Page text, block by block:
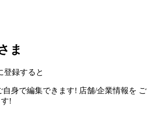
ま
登録すると
自身で編集できます! 店舗/企業情報を ご
!